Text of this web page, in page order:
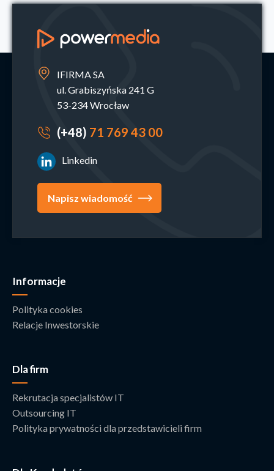
IFIRMA SA
ul. Grabiszyńska 241 G
53-234 Wrocław
(+48) 71 769 43 00
Linkedin
Napisz wiadomość
Informacje
Polityka cookies
Relacje Inwestorskie
Dla firm
Rekrutacja specjalistów IT
Outsourcing IT
Polityka prywatności dla przedstawicieli firm